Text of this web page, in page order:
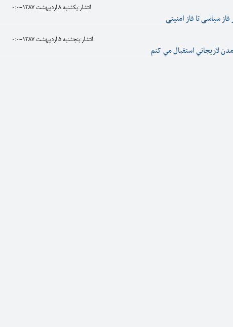
انتشار:يکشنبه 8 ارديبهشت 1387-0:0
سياسی تا فاز امنيتی
انتشار:پنجشنبه 5 ارديبهشت 1387-0:0
لاريجاني استقبال مي کنم